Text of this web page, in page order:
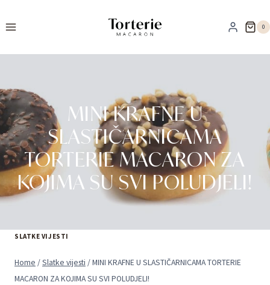
to
0
MINI KRAFNE U
SLASTIČARNICAMA
TORTERIE MACARON ZA
KOJIMA SU SVI POLUDJELI!
Home /Slatke vijesti /MINI KRAFNE U SLASTIČARNICAMA TORTERIE
MACARON ZA KOJIMA SU SVI POLUDJELI!
SLATKE VIJESTI